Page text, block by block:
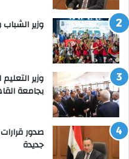
وزير
وزير
بجامعة
صدور
جديدة